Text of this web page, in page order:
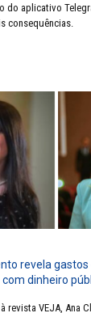
do aplicativo
consequências.
revela
dinheiro
revista VEJA, Ana